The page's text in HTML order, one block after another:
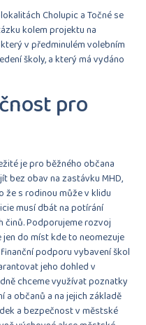
Cholupic a Točné se
kolem projektu na
v předminulém volebním
školy, a který má vydáno
pro
je pro běžného občana
bez obav na zastávku MHD,
že s rodinou může v klidu
musí dbát na potírání
Podporujeme rozvoj
do míst kde to neomezuje
podporu vybavení škol
jeho dohled v
chceme využívat poznatky
a občanů a na jejich základě
a bezpečnost v městské